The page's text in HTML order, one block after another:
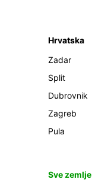
Hrvatska
Zadar
Split
Dubrovnik
Zagreb
Pula
Sve zemlje